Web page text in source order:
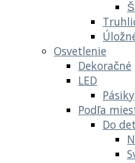
Osvetlenie
Dekoračné
LED
Pásiky
Podľa
Do